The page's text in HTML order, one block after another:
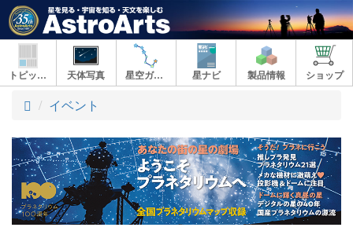
トピックス 天体写真 星空ガイド 星ナビ 製品情報 ショップ
ト
プ
イベント